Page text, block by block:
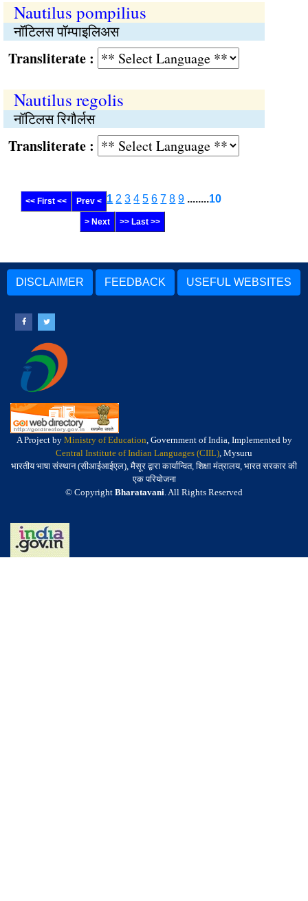
Nautilus pompilius
नॉटिलस पॉम्पाइलिअस
:
Nautilus regolis
नॉटिलस रिगौर्लस
:
<< First << Prev < 1 2 3 4 5 6 7 8 9 ........10
> Next >> Last >>
DISCLAIMER FEEDBACK USEFUL WEBSITES
A Project by Ministry of Education, Government of India, Implemented by
Central Institute of Indian Languages (CIIL), Mysuru
भारतीय भाषा संस्थान (सीआईआईएल), मैसूर द्वारा कार्यान्वित, शिक्षा मंत्रालय, भारत सरकार की
एक परियोजना
© Copyright Bharatavani. All Rights Reserved